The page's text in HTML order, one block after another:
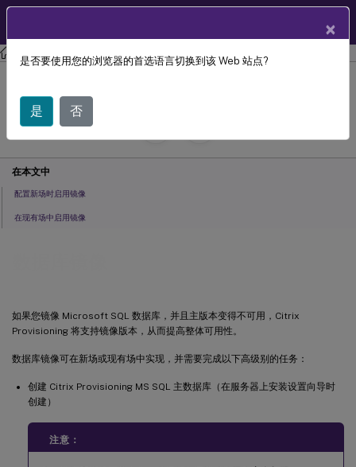
Citrix Provisioning Citrix Provisioning 2106
如果您镜像 Microsoft SQL 数据库，并且主版本变得不可用，Citrix
Provisioning 将支持镜像版本，从而提高整体可用性。
数据库镜像可在新场或现有场中实现，并需要完成以下高级别的任务：
创建 Citrix Provisioning MS SQL 主数据库（在服务器上安装设置向导时
创建）
注意：
数据库镜像
July 29, 2024
C C
在本文中
配置新场时启用镜像
在现有场中启用镜像
×
是否要使用您的浏览器的首选语言切换到该 Web 站点?
是 否